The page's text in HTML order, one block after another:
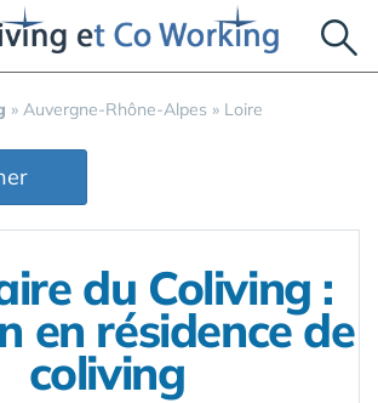
» Auvergne-Rhône-Alpes » Loire
du Coliving :
en résidence de
coliving
cookies